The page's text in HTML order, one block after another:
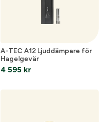
A-TEC A12 Ljuddämpare för
Hagelgevär
4 595 kr